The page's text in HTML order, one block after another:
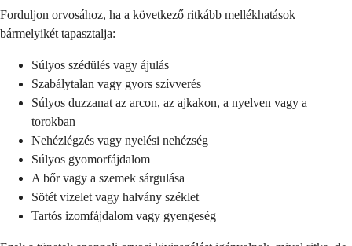
Forduljon orvosához, ha a következő ritkább mellékhatások
bármelyikét tapasztalja:
Súlyos szédülés vagy ájulás
Szabálytalan vagy gyors szívverés
Súlyos duzzanat az arcon, az ajkakon, a nyelven vagy a
torokban
Nehézlégzés vagy nyelési nehézség
Súlyos gyomorfájdalom
A bőr vagy a szemek sárgulása
Sötét vizelet vagy halvány széklet
Tartós izomfájdalom vagy gyengeség